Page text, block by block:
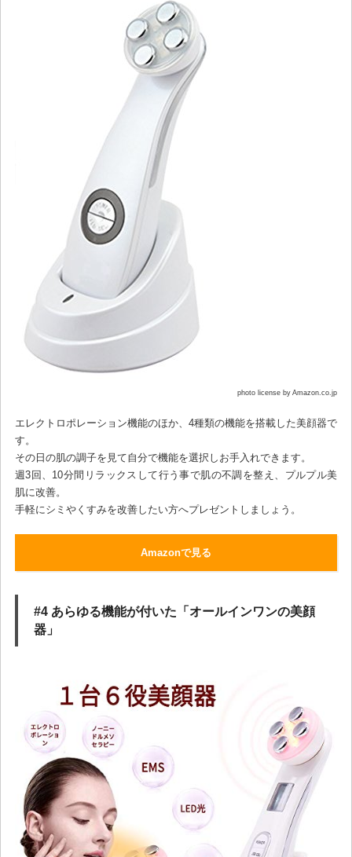
photo license by Amazon.co.jp
エレクトロポレーション機能のほか、4種類の機能を搭載した美顔器で
す。
その日の肌の調子を見て自分で機能を選択しお手入れできます。
週3回、10分間リラックスして行う事で肌の不調を整え、プルプル美
肌に改善。
手軽にシミやくすみを改善したい方へプレゼントしましょう。
Amazonで見る
#4 あらゆる機能が付いた「オールインワンの美顔
器」